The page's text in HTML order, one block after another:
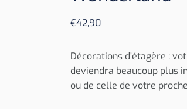
€42,90
Décorations d’étagère :
deviendra beaucoup plus
ou de celle de votre